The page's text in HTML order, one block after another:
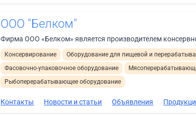
ООО "Белком"
Фирма ООО «Белком» является производителем
Консервирование Оборудование для пищевой и
Фасовочно-упаковочное оборудование
Рыбоперерабатывающее оборудование
Контакты Новости и статьи Объявления